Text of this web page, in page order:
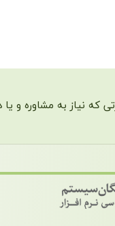
که نیاز به مشاوره و